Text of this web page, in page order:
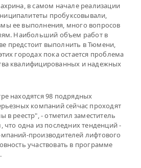
в самом начале реализации
пробуксовывали,
ее выполнения, много вопросов
Наибольший объем работ в
предстоит выполнить в Тюмени,
городах пока остается проблема
квалифицированных и надежных
находятся 98 подрядных
компаний сейчас проходят
в реестр", - отметил заместитель
что одна из последних тенденций -
производителей лифтового
участвовать в программе